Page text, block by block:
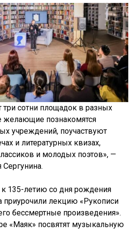
три сотни площадок в разных
желающие познакомятся
учреждений, поучаствуют
и литературных квизах,
и молодых поэтов», —
Сергунина.
135-летию со дня рождения
приурочили лекцию «Рукописи
бессмертные произведения».
«Маяк» посвятят музыкальную